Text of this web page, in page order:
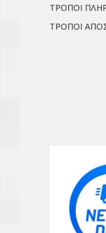
ΤΡΟΠΟΙ
ΤΡΟΠΟΙ